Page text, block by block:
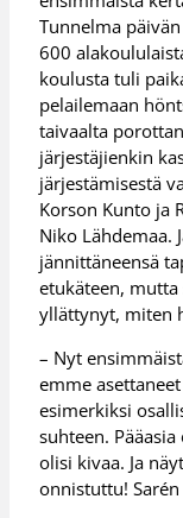
Tunnelma
600
koulusta tuli
pelailemaan
taivaalta
järjestäjienkin
järjestämisestä
Korson Kunto ja
Niko Lähdemaa.
jännittäneensä
etukäteen,
yllättynyt, miten
– Nyt
emme
esimerkiksi
suhteen.
olisi kivaa. Ja
onnistuttu!